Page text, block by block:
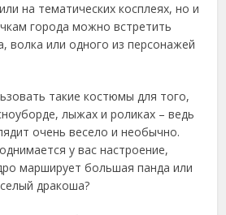
на тематических косплеях, но и
города можно встретить
волка или одного из персонажей
такие костюмы для того,
лыжах и роликах – ведь
очень весело и необычно.
у вас настроение,
марширует большая панда или
дракоша?